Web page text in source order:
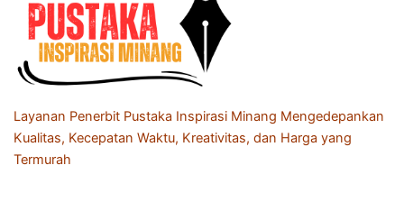
Layanan Penerbit Pustaka Inspirasi Minang Mengedepankan
Kualitas, Kecepatan Waktu, Kreativitas, dan Harga yang
Termurah